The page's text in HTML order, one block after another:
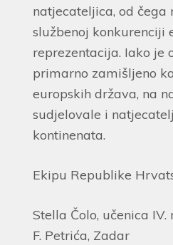
natjecateljica, od čega
službenoj konkurenciji
reprezentacija. Iako je
primarno zamišljeno
europskih država, na
sudjelovale i
kontinenata.
Ekipu Republike
Stella Čolo, učenica
F. Petrića, Zadar